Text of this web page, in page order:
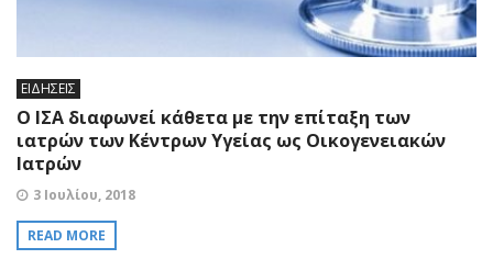
ΕΙΔΗΣΕΙΣ
Ο ΙΣΑ διαφωνεί κάθετα με την επίταξη των
ιατρών των Κέντρων Υγείας ως Οικογενειακών
Ιατρών
3 Ιουλίου, 2018
READ MORE